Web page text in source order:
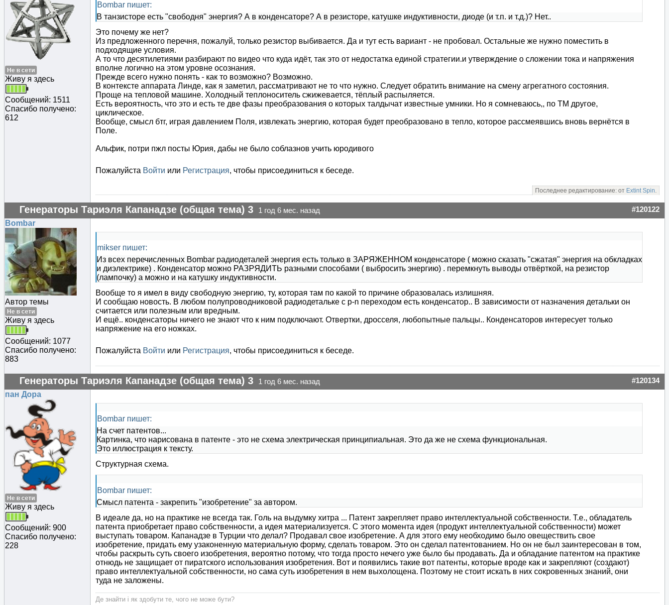
Не в сети
Живу я здесь
Сообщений: 1511
Спасибо получено:
612
Bombar пишет:
В танзисторе есть "свободня" энергия? А в конденсаторе? А в резисторе, катушке индуктивности, диоде (и т.п. и т.д.)? Нет..
Это почему же нет?
Из предложенного перечня, пожалуй, только резистор выбивается. Да и тут есть вариант - не пробовал. Остальные же нужно поместить в
подходящие условия.
А то что десятилетиями разбирают по видео что куда идёт, так это от недостатка единой стратегии.и утверждение о сложении тока и напряжения
вполне логично на этом уровне осознания.
Прежде всего нужно понять - как то возможно? Возможно.
В контексте аппарата Линде, как я заметил, рассматривают не то что нужно. Следует обратить внимание на смену агрегатного состояния.
Проще на тепловой машине. Холодный теплоноситель сжижевается, тёплый распыляется.
Есть вероятность, что это и есть те две фазы преобразования о которых талдычат известные умники. Но я сомневаюсь,, по ТМ другое,
циклическое.
Вообще, смысл бтг, играя давлением Поля, извлекать энергию, которая будет преобразовано в тепло, которое рассмеявшись вновь вернётся в
Поле.
Альфик, потри пжл посты Юрия, дабы не было соблазнов учить юродивого
Пожалуйста Войти или Регистрация, чтобы присоединиться к беседе.
Последнее редактирование: от Extint Spin.
Генераторы Тариэля Капанадзе (общая тема) 3 1 год 6 мес. назад #120122
Bombar
Автор темы
Не в сети
Живу я здесь
Сообщений: 1077
Спасибо получено:
883
mikser пишет:
Из всех перечисленных Bombar радиодеталей энергия есть только в ЗАРЯЖЕННОМ конденсаторе ( можно сказать "сжатая" энергия на обкладках
и диэлектрике) . Конденсатор можно РАЗРЯДИТЬ разными способами ( выбросить энергию) . перемкнуть выводы отвёрткой, на резистор
(лампочку) а можно и на катушку индуктивности.
Вообще то я имел в виду свободную энергию, ту, которая там по какой то причине образовалась излишняя.
И сообщаю новость. В любом полупроводниковой радиодетальке с p-n переходом есть конденсатор.. В зависимости от назначения детальки он
считается или полезным или вредным.
И ещё.. конденсаторы ничего не знают что к ним подключают. Отвертки, дросселя, любопытные пальцы.. Конденсаторов интересует только
напряжение на его ножках.
Пожалуйста Войти или Регистрация, чтобы присоединиться к беседе.
Генераторы Тариэля Капанадзе (общая тема) 3 1 год 6 мес. назад #120134
пан Дора
Не в сети
Живу я здесь
Сообщений: 900
Спасибо получено:
228
Bombar пишет:
На счет патентов...
Картинка, что нарисована в патенте - это не схема электрическая принципиальная. Это да же не схема функциональная.
Это иллюстрация к тексту.
Структурная схема.
Bombar пишет:
Смысл патента - закрепить "изобретение" за автором.
В идеале да, но на практике не всегда так. Голь на выдумку хитра ... Патент закрепляет право интеллектуальной собственности. Т.е., обладатель
патента приобретает право собственности, а идея материализуется. С этого момента идея (продукт интеллектуальной собственности) может
выступать товаром. Капанадзе в Турции что делал? Продавал свое изобретение. А для этого ему необходимо было овеществить свое
изобретение, придать ему узаконенную материальную форму, сделать товаром. Это он сделал патентованием. Но он не был заинтересован в том,
чтобы раскрыть суть своего изобретения, вероятно потому, что тогда просто нечего уже было бы продавать. Да и обладание патентом на практике
отнюдь не защищает от пиратского использования изобретения. Вот и появились такие вот патенты, которые вроде как и закрепляют (создают)
право интеллектуальной собственности, но сама суть изобретения в нем выхолощена. Поэтому не стоит искать в них сокровенных знаний, они
туда не заложены.
Де знайти і як здобути те, чого не може бути?